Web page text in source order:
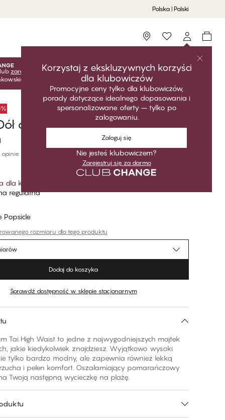
Polska | Polski
Storefinder
Korzystaj z ekskluzywnych korzyści
dla klubowiczów
Promocyjne ceny tylko dla klubowiczów,
porady dotyczące idealnego dopasowania i
spersonalizowane oferty – tylko po
zalogowaniu.
Zaloguj się
Nie jesteś klubowiczem?
Zarejestruj się za darmo
lub zarejestruj się za darmo, aby odblokować ekskluzywne
Ceny klubowe są aktywne tylko po zalogowaniu.
od bikini Tai Z Wysokim
opinie
dla klubowiczów
regularna
Popsicle
rozmiaru dla tego produktu
Dodaj do koszyka
Sprawdź dostępność w sklepie stacjonarnym
Tai High Waist to jedne z najwygodniejszych majtek
jakie kiedykolwiek znajdziesz. Wyjątkowo wysoki
tylko bardzo modny, ale zapewnia również lekką
i pełen komfort. Oszałamiający pomarańczowy
Twoją następną wycieczkę na plażę.